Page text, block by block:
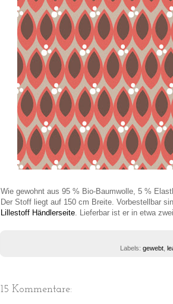
Wie gewohnt aus 95 % Bio-Baumwolle, 5 %
Der Stoff liegt auf 150 cm Breite. Vorbestellbar
Lillestoff Händlerseite . Lieferbar ist er in etwa
Labels: gewebt,
15 Kommentare: